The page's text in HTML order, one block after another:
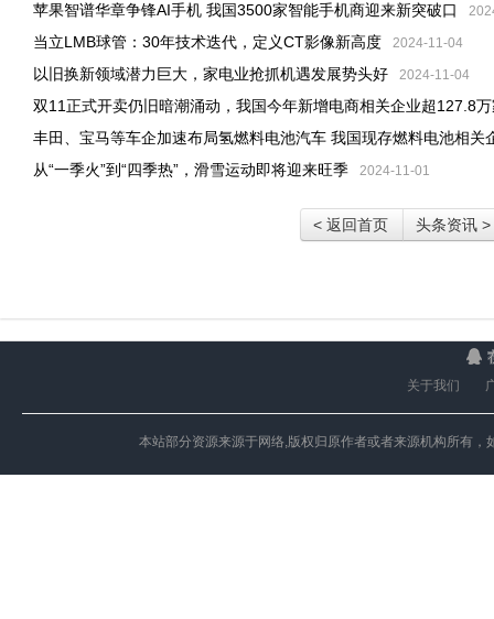
苹果智谱华章争锋AI手机 我国3500家智能手机商迎来新突破口
当立LMB球管：30年技术迭代，定义CT影像新高度 2024-11-04
以旧换新领域潜力巨大，家电业抢抓机遇发展势头好 2024-11-04
双11正式开卖仍旧暗潮涌动，我国今年新增电商相关企业超127.8
丰田、宝马等车企加速布局氢燃料电池汽车 我国现存燃料电池相关
从“一季火”到“四季热”，滑雪运动即将迎来旺季
2024-11-01
< 返回首页 头条资讯 >
关于我们
本站部分资源来源于网络,版权归原作者或者来源机构所有